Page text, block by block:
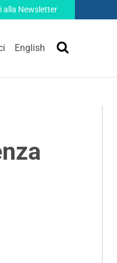
alla Newsletter
English